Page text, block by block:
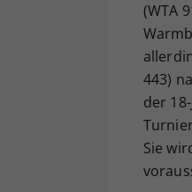
(WTA
443)
der
Sie